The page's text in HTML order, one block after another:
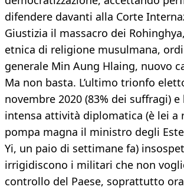
difendere davanti alla Corte
Giustizia il massacro dei
etnica di religione musulmana,
generale Min Aung Hlaing, nuovo
Ma non basta. L’ultimo trionfo
novembre 2020 (83% dei suffragi)
intensa attività diplomatica (è lei a
pompa magna il ministro degli
Yi, un paio di settimane fa)
irrigidiscono i militari che non
controllo del Paese, soprattutto